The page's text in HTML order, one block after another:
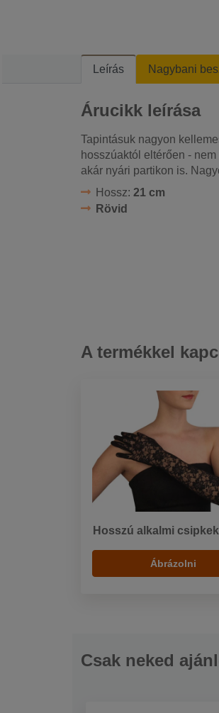
Leírás Nagybani
Árucikk leírása
Tapintásuk nagyon
hosszúaktól eltérően -
akár nyári partikon is.
Hossz: 21 cm
Rövid
A termékkel
Hosszú alkalmi
Ábrázolni
Csak neked